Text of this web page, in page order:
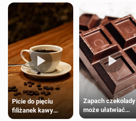
Picie do pięciu
filiżanek kawy
dziennie jest
Zapach czekolady
może ułatwiać
trening siłowy